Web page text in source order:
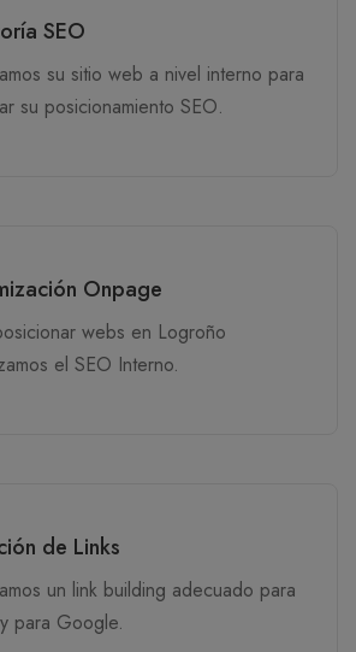
SEO
su sitio web a nivel interno para
su posicionamiento SEO.
Onpage
webs en Logroño
el SEO Interno.
de Links
un link building adecuado para
para Google.